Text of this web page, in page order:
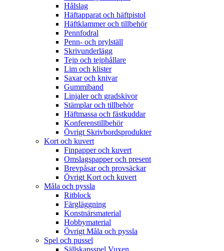
Hålslag
Häftapparat och häftpistol
Häftklammer och tillbehör
Pennfodral
Penn- och prylställ
Skrivunderlägg
Tejp och tejphållare
Lim och klister
Saxar och knivar
Gummiband
Linjaler och gradskivor
Stämplar och tillbehör
Häftmassa och fästkuddar
Konferenstillbehör
Övrigt Skrivbordsprodukter
Kort och kuvert
Finpapper och kuvert
Omslagspapper och present
Brevpåsar och provsäckar
Övrigt Kort och kuvert
Måla och pyssla
Ritblock
Färgläggning
Konstnärsmaterial
Hobbymaterial
Övrigt Måla och pyssla
Spel och pussel
Sällskapsspel Vuxen